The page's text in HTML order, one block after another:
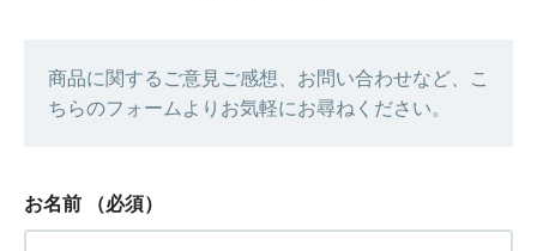
商品に関するご意見ご感想、お問い合わせなど、こ
ちらのフォームよりお気軽にお尋ねください。
お名前 （必須）